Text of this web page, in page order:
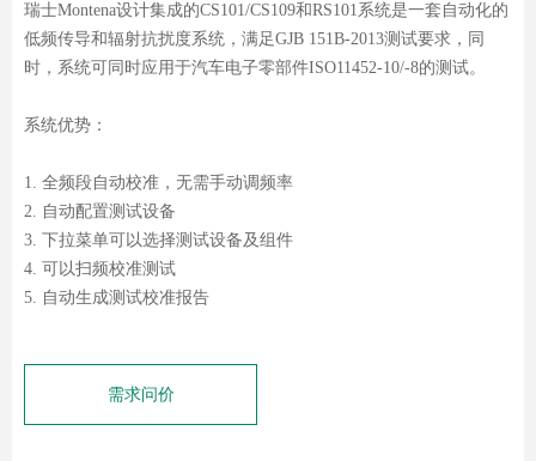
瑞士Montena设计集成的CS101/CS109和RS101系统是一套自动化的
低频传导和辐射抗扰度系统，满足GJB 151B-2013测试要求，同
时，系统可同时应用于汽车电子零部件ISO11452-10/-8的测试。
系统优势：
1. 全频段自动校准，无需手动调频率
2. 自动配置测试设备
3. 下拉菜单可以选择测试设备及组件
4. 可以扫频校准测试
5. 自动生成测试校准报告
需求问价